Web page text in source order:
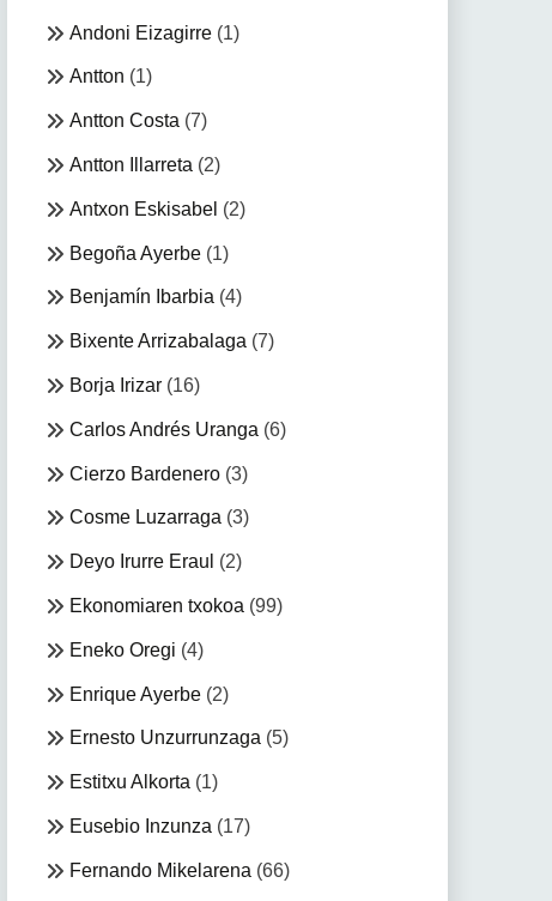
Andoni Eizagirre(1)
Antton (1)
Antton Costa (7)
Antton Illarreta (2)
Antxon Eskisabel (2)
Begoña Ayerbe(1)
Benjamín Ibarbia (4)
Bixente Arrizabalaga (7)
Borja Irizar(16)
Carlos Andrés Uranga (6)
Cierzo Bardenero(3)
Cosme Luzarraga (3)
Deyo Irurre Eraul (2)
Ekonomiaren txokoa (99)
Eneko Oregi (4)
Enrique Ayerbe(2)
Ernesto Unzurrunzaga (5)
Estitxu Alkorta (1)
Eusebio Inzunza (17)
Fernando Mikelarena (66)